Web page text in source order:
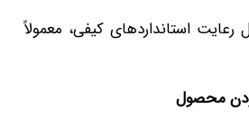
رعایت استانداردهای کیفی، معمولاً